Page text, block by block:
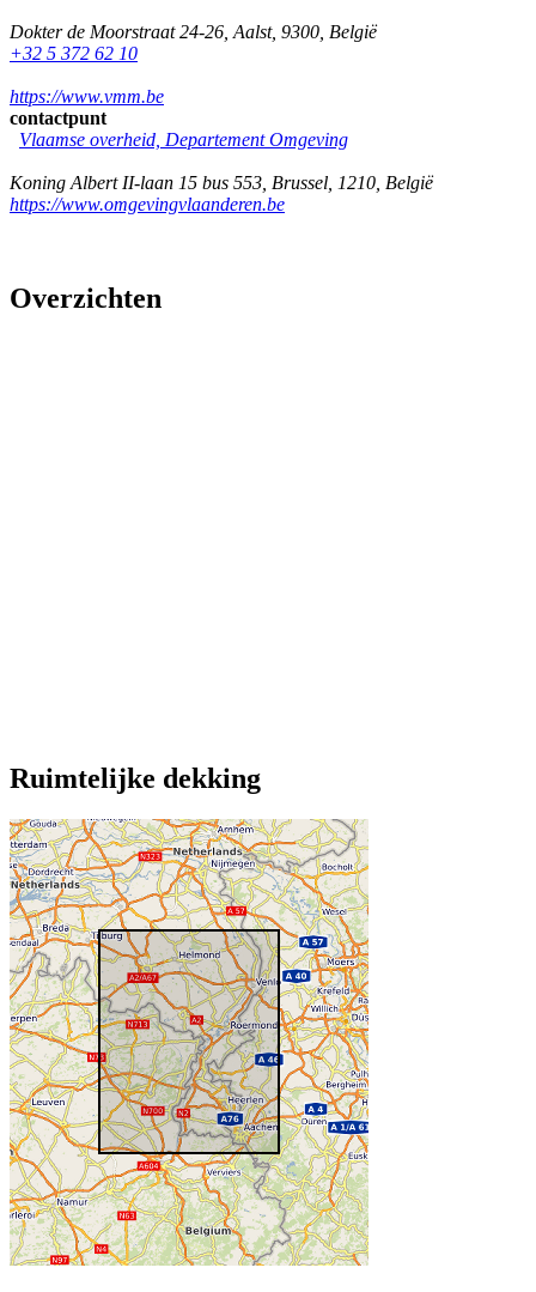
Dokter de Moorstraat 24-26 Aalst, 9300 België
+32 5 372 62 10
https://www.vmm.be
contactpunt
Vlaamse overheid, Departement Omgeving
Koning Albert II-laan 15 bus 553 Brussel 1210 België
https://www.omgevingvlaanderen.be
Overzichten
Ruimtelijke dekking